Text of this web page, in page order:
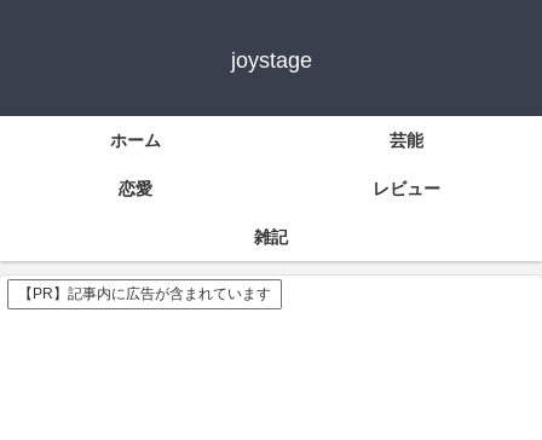
joystage
ホーム 芸能
恋愛 レビュー
雑記
【PR】記事内に広告が含まれています